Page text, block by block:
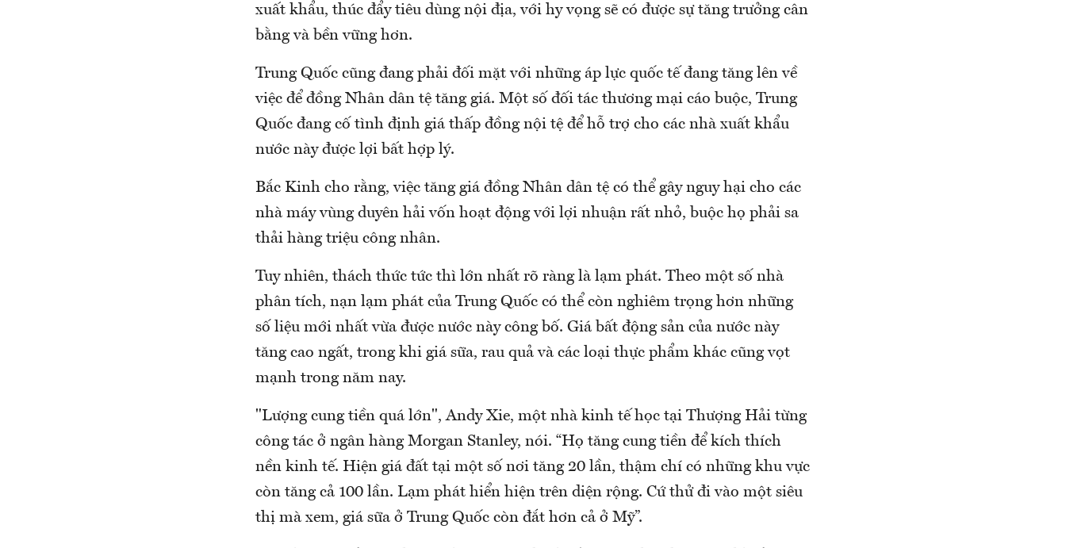
xuất khẩu, thúc đẩy tiêu dùng nội địa, với hy vọng sẽ có được sự tăng trưởng cân
bằng và bền vững hơn.
Trung Quốc cũng đang phải đối mặt với những áp lực quốc tế đang tăng lên về
việc để đồng Nhân dân tệ tăng giá. Một số đối tác thương mại cáo buộc, Trung
Quốc đang cố tình định giá thấp đồng nội tệ để hỗ trợ cho các nhà xuất khẩu
nước này được lợi bất hợp lý.
Bắc Kinh cho rằng, việc tăng giá đồng Nhân dân tệ có thể gây nguy hại cho các
nhà máy vùng duyên hải vốn hoạt động với lợi nhuận rất nhỏ, buộc họ phải sa
thải hàng triệu công nhân.
Tuy nhiên, thách thức tức thì lớn nhất rõ ràng là lạm phát. Theo một số nhà
phân tích, nạn lạm phát của Trung Quốc có thể còn nghiêm trọng hơn những
số liệu mới nhất vừa được nước này công bố. Giá bất động sản của nước này
tăng cao ngất, trong khi giá sữa, rau quả và các loại thực phẩm khác cũng vọt
mạnh trong năm nay.
"Lượng cung tiền quá lớn", Andy Xie, một nhà kinh tế học tại Thượng Hải từng
công tác ở ngân hàng Morgan Stanley, nói. “Họ tăng cung tiền để kích thích
nền kinh tế. Hiện giá đất tại một số nơi tăng 20 lần, thậm chí có những khu vực
còn tăng cả 100 lần. Lạm phát hiển hiện trên diện rộng. Cứ thử đi vào một siêu
thị mà xem, giá sữa ở Trung Quốc còn đắt hơn cả ở Mỹ”.